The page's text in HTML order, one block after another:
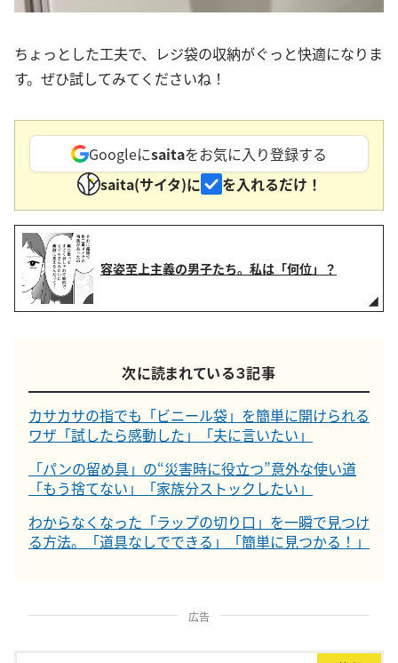
ちょっとした工夫で、レジ袋の収納がぐっと快適になりま
す。ぜひ試してみてくださいね！
Googleにsaitaをお気に入り登録する
saita(サイタ)に
を入れるだけ！
容姿至上主義の男子たち。私は「何位」？
次に読まれている３記事
カサカサの指でも「ビニール袋」を簡単に開けられる
ワザ「試したら感動した」「夫に言いたい」
「パンの留め具」の“災害時に役立つ”意外な使い道
「もう捨てない」「家族分ストックしたい」
わからなくなった「ラップの切り口」を一瞬で見つけ
る方法。「道具なしでできる」「簡単に見つかる！」
広告